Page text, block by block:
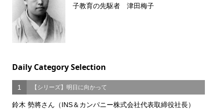
子教育の先駆者 津田梅子
Daily Category Selection
1 【シリーズ】明日に向かって
鈴木 勢將さん（INS＆カンパニー株式会社代表取締役社長）